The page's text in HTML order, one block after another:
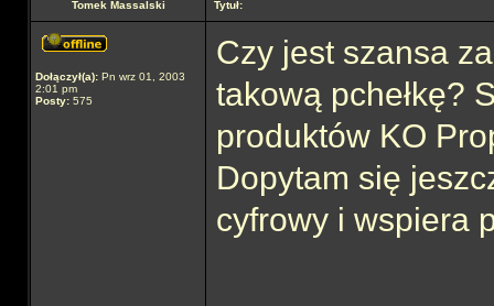
Tomek Massalski Tytuł:
Dołączył(a): Pn wrz 01, 2003
2:01 pm
Posty: 575
Czy jest szansa
takową pchełkę?
produktów KO
Dopytam się
cyfrowy i wspiera